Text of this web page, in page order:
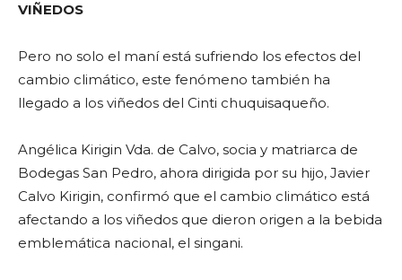
VIÑEDOS
Pero no solo el maní está sufriendo los efectos del
cambio climático, este fenómeno también ha
llegado a los viñedos del Cinti chuquisaqueño.
Angélica Kirigin Vda. de Calvo, socia y matriarca de
Bodegas San Pedro, ahora dirigida por su hijo, Javier
Calvo Kirigin, confirmó que el cambio climático está
afectando a los viñedos que dieron origen a la bebida
emblemática nacional, el singani.